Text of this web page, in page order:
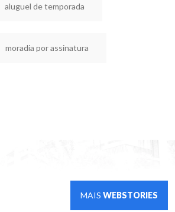
aluguel de temporada
moradia por assinatura
MAIS WEBSTORIES